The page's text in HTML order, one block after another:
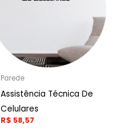
Parede
Assistência Técnica De
Celulares
R$ 58,57